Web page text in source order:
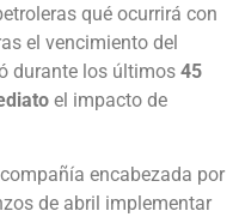
qué ocurrirá con
el vencimiento del
durante los últimos 45
el impacto de
encabezada por
de abril implementar